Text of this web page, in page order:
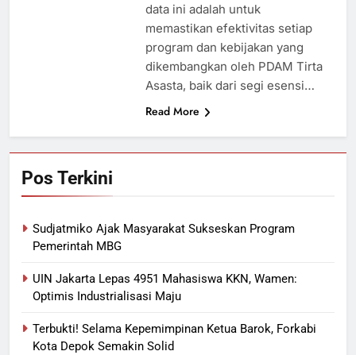
data ini adalah untuk
memastikan efektivitas setiap
program dan kebijakan yang
dikembangkan oleh PDAM Tirta
Asasta, baik dari segi esensi…
Read More
Pos Terkini
Sudjatmiko Ajak Masyarakat Sukseskan Program
Pemerintah MBG
UIN Jakarta Lepas 4951 Mahasiswa KKN, Wamen:
Optimis Industrialisasi Maju
Terbukti! Selama Kepemimpinan Ketua Barok, Forkabi
Kota Depok Semakin Solid